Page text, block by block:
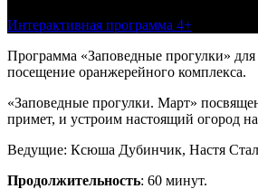
Интерактивная программа 4+
Программа «Заповедные прогулки»
посещение оранжерейного комплекса.
«Заповедные прогулки. Март»
примет, и устроим настоящий огород
Ведущие: Ксюша Дубинчик, Настя
Продолжительность: 60 минут.